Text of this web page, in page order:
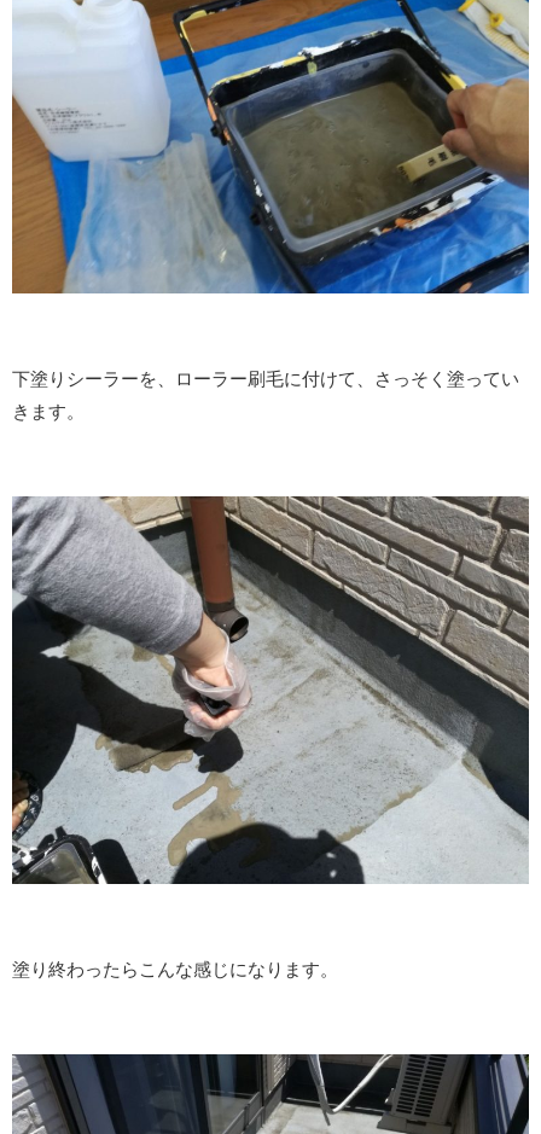
下塗りシーラーを、ローラー刷毛に付けて、さっそく塗ってい
きます。
塗り終わったらこんな感じになります。